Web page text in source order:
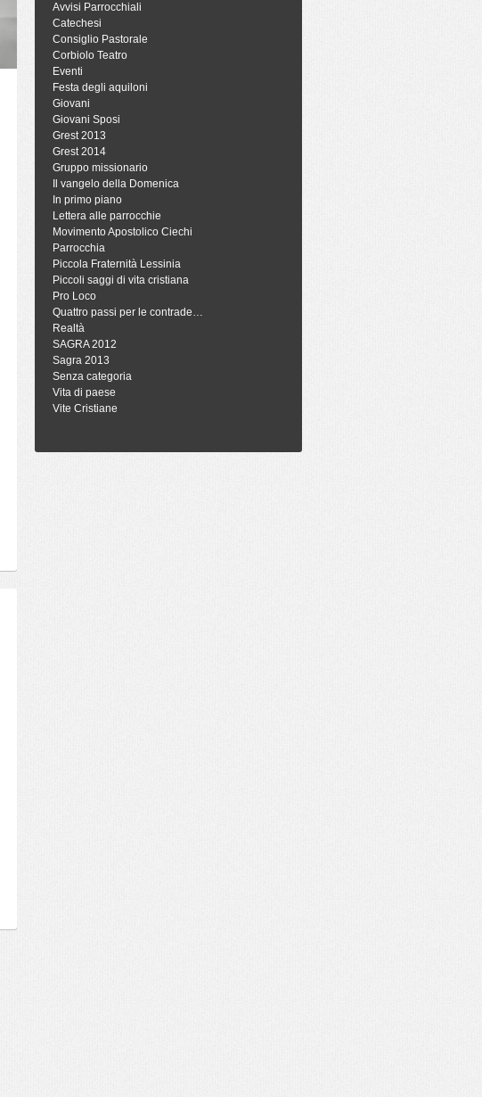
Avvisi Parrocchiali
Catechesi
Consiglio Pastorale
Corbiolo Teatro
Eventi
Festa degli aquiloni
Giovani
Giovani Sposi
Grest 2013
Grest 2014
Gruppo missionario
Il vangelo della Domenica
In primo piano
Lettera alle parrocchie
Movimento Apostolico Ciechi
Parrocchia
Piccola Fraternità Lessinia
Piccoli saggi di vita cristiana
Pro Loco
Quattro passi per le contrade…
Realtà
SAGRA 2012
Sagra 2013
Senza categoria
Vita di paese
Vite Cristiane